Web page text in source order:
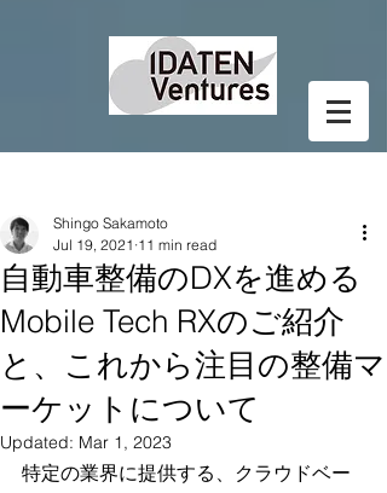
自動車整備のDXを進める
Mobile Tech RXのご紹介
と、これから注目の整備マ
ーケットについて
Shingo Sakamoto
Jul 19, 2021 11 min read
Updated: Mar 1, 2023
特定の業界に提供する、クラウドベー